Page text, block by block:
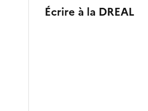
Écrire à la DREAL